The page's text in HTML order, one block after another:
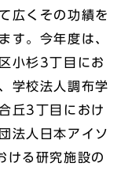
広くその功績を
す。今年度は、
小杉3丁目にお
学校法人調布学
丘3丁目におけ
法人日本アイソ
ける研究施設の